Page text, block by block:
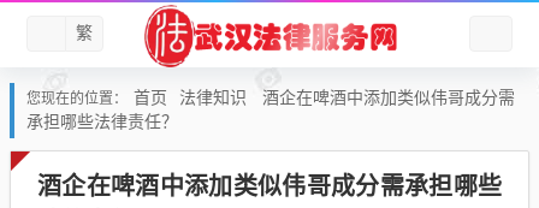
繁
您现在的位置： 首页 法律知识
酒企在啤酒中添加类似伟哥成分需
承担哪些法律责任？
酒企在啤酒中添加类似伟哥成分需承担哪些